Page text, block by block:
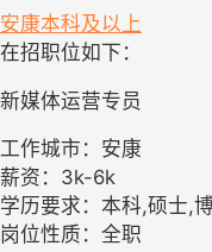
安康本科及以上
在招职位如下：
新媒体运营专员
工作城市：安康
薪资：3k-6k
学历要求：本科,硕士,
岗位性质：全职